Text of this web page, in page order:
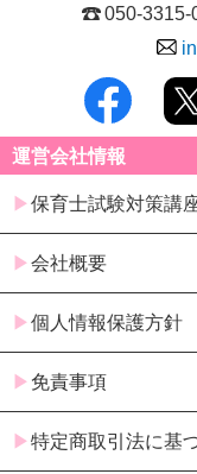
050-3315-
運営会社情報
保育士試験対策講
会社概要
個人情報保護方針
免責事項
特定商取引法に基